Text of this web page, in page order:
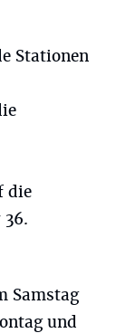
Stationen
die
Samstag
und